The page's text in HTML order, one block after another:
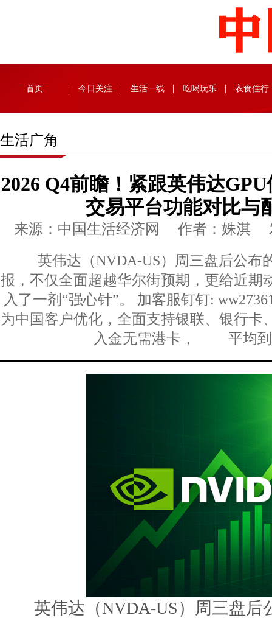
首页 今日关注 生活一线 吃喝玩乐 衣食住行
生活广角
2026 Q4前瞻！紧跟英伟达
交易平台功能对比与
来源：中国生活经济网 作者：姝淇
英伟达（NVDA-US）周三盘后公布
报，不仅全面超越华尔街预期，更给近期
入了一剂“强心针”。 加客服钉钉:
为中国客户优化，全面支持银联、银行卡
入金无需港卡， 平均到
英伟达（NVDA-US）周三盘后